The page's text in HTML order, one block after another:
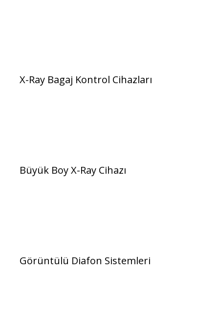
X-Ray Bagaj Kontrol Cihazları
Büyük Boy X-Ray Cihazı
Görüntülü Diafon Sistemleri